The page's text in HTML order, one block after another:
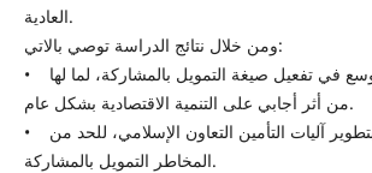
العادية.
ومن خلال نتائج الدراسة توصي بالاتي:
• توصي المصرف بالتوسع في تفعيل صيغة التمويل بالمشاركة، لما لها
من أثر أجابي على التنمية الاقتصادية بشكل عام.
• توصي المصرف بتطوير آليات التأمين التعاون الإسلامي، للحد من
المخاطر التمويل بالمشاركة.